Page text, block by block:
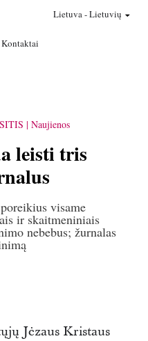
Kontaktai
Lietuva-Lietuvių
Naujienos
leisti tris
visame
ir skaitmeniniais
nebebus; žurnalas
Jėzaus Kristaus